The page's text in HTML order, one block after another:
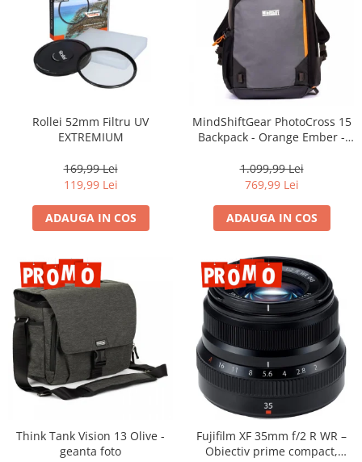
Rollei 52mm Filtru UV
EXTREMIUM
169,99 Lei
119,99 Lei
ADAUGA IN COS
MindShiftGear PhotoCross 15
Backpack - Orange Ember -
1.099,99 Lei
769,99 Lei
ADAUGA IN COS
Think Tank Vision 13 Olive -
geanta foto
Fujifilm XF 35mm f/2 R WR –
Obiectiv prime compact,